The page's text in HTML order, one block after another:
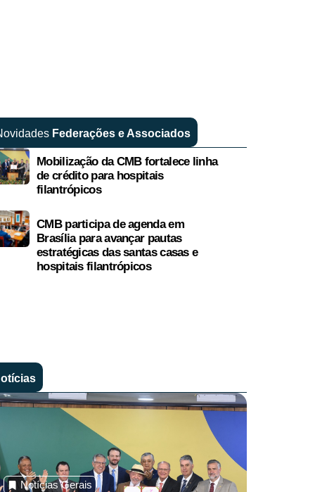
Federações e Associados
Mobilização da CMB fortalece linha
de crédito para hospitais
filantrópicos
CMB participa de agenda em
Brasília para avançar pautas
estratégicas das santas casas e
hospitais filantrópicos
Notícias Gerais